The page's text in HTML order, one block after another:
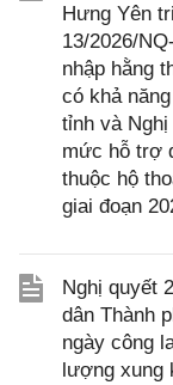
Hưng Yên
13/2026/
nhập hằng
có khả
tỉnh và
mức hỗ trợ
thuộc hộ
giai đoạn
Nghị quyết
dân Thành
ngày công
lượng xung